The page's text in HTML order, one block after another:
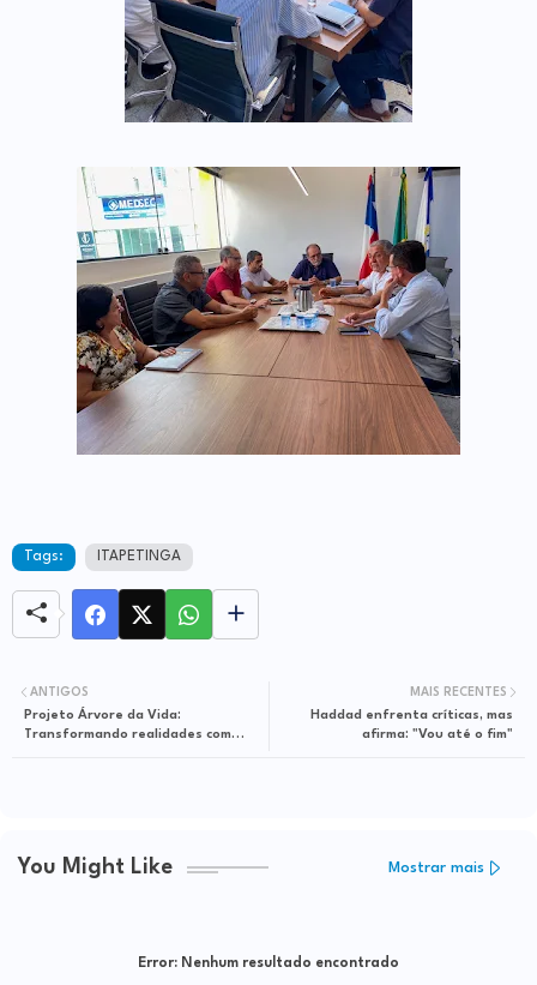
Tags: ITAPETINGA
MAIS RECENTES
Haddad enfrenta críticas, mas
afirma: "Vou até o fim"
ANTIGOS
Projeto Árvore da Vida:
Transformando realidades com
You Might Like Mostrar mais
Error: Nenhum resultado encontrado